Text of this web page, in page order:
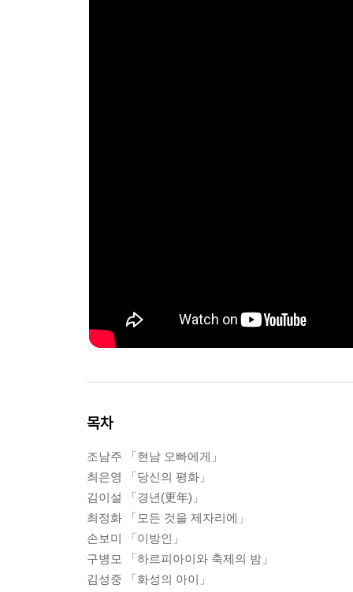
목차
조남주 「현남 오빠에게」
최은영 「당신의 평화」
김이설 「경년(更年)」
최정화 「모든 것을 제자리에」
손보미 「이방인」
구병모 「하르피아이와 축제의 밤」
김성중 「화성의 아이」